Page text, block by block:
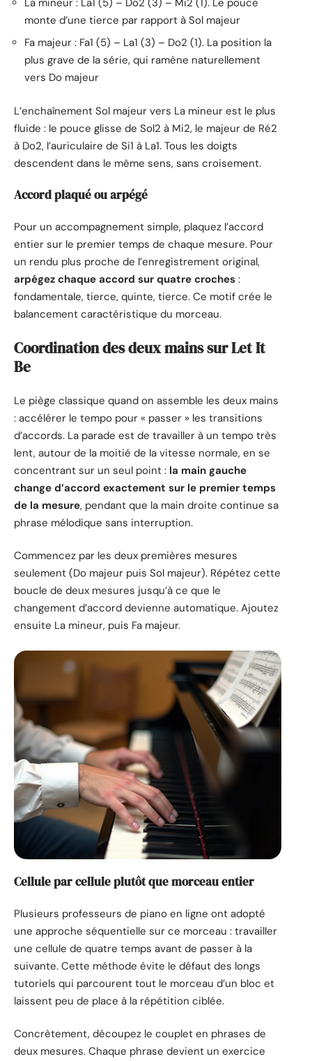
monte d’une tierce par rapport à Sol majeur
Fa majeur : Fa1 (5) – La1 (3) – Do2 (1). La position la
plus grave de la série, qui ramène naturellement
vers Do majeur
L’enchaînement Sol majeur vers La mineur est le plus
fluide : le pouce glisse de Sol2 à Mi2, le majeur de Ré2
à Do2, l’auriculaire de Si1 à La1. Tous les doigts
descendent dans le même sens, sans croisement.
Accord plaqué ou arpégé
Pour un accompagnement simple, plaquez l’accord
entier sur le premier temps de chaque mesure. Pour
un rendu plus proche de l’enregistrement original,
arpégez chaque accord sur quatre croches :
fondamentale, tierce, quinte, tierce. Ce motif crée le
balancement caractéristique du morceau.
Coordination des deux mains sur Let It
Be
Le piège classique quand on assemble les deux mains
: accélérer le tempo pour « passer » les transitions
d’accords. La parade est de travailler à un tempo très
lent, autour de la moitié de la vitesse normale, en se
concentrant sur un seul point : la main gauche
change d’accord exactement sur le premier temps
de la mesure, pendant que la main droite continue sa
phrase mélodique sans interruption.
Commencez par les deux premières mesures
seulement (Do majeur puis Sol majeur). Répétez cette
boucle de deux mesures jusqu’à ce que le
changement d’accord devienne automatique. Ajoutez
ensuite La mineur, puis Fa majeur.
Cellule par cellule plutôt que morceau entier
Plusieurs professeurs de piano en ligne ont adopté
une approche séquentielle sur ce morceau : travailler
une cellule de quatre temps avant de passer à la
suivante. Cette méthode évite le défaut des longs
tutoriels qui parcourent tout le morceau d’un bloc et
laissent peu de place à la répétition ciblée.
Concrètement, découpez le couplet en phrases de
deux mesures. Chaque phrase devient un exercice